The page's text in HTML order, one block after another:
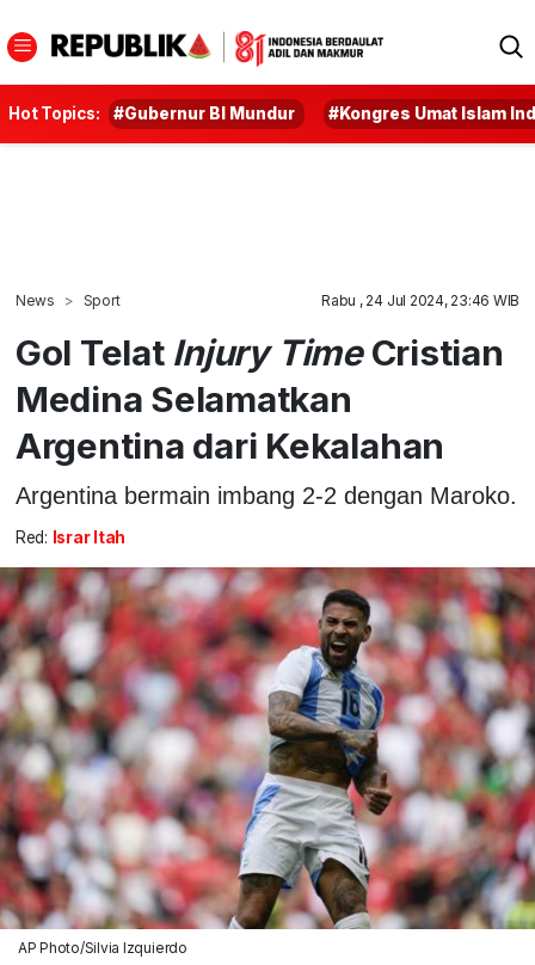
Hot Topics: #Gubernur BI Mundur #Kongres Umat Islam
News Sport Rabu , 24 Jul 2024, 23:46 WIB
Gol Telat Injury TimeCristian
Medina Selamatkan
Argentina dari Kekalahan
Argentina bermain imbang 2-2 dengan Maroko.
Red: Israr Itah
AP Photo/Silvia Izquierdo